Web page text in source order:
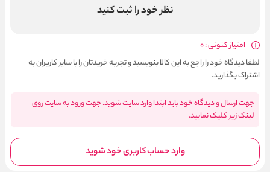
نظر خود را ثبت کنید
امتیاز کنونی : 0
لطفا دیدگاه خود را راجع به این کالا بنویسید و تجربه خریدتان را با سایر کاربران به
اشتراک بگذارید.
جهت ارسال و دیدگاه خود باید ابتدا وارد سایت شوید. جهت ورود به سایت روی
لینک زیر کلیک نمایید.
وارد حساب کاربری خود شوید